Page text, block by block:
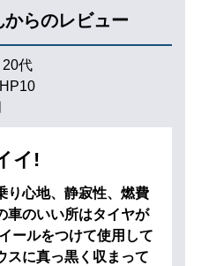
からのレビュー
20代
イ!
り心地、静寂性、燃費
車のいい所はタイヤが
ールをつけて使用して
スに真っ黒く収まって